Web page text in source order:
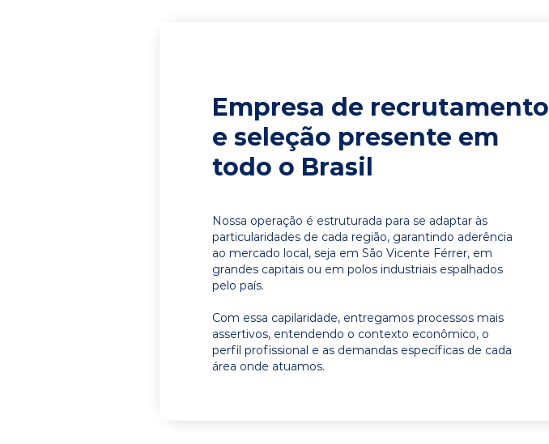
Empresa de recrutamento
e seleção presente em
todo o Brasil
Nossa operação é estruturada para se adaptar às
particularidades de cada região, garantindo aderência
ao mercado local, seja em São Vicente Férrer, em
grandes capitais ou em polos industriais espalhados
pelo país.
Com essa capilaridade, entregamos processos mais
assertivos, entendendo o contexto econômico, o
perfil profissional e as demandas específicas de cada
área onde atuamos.